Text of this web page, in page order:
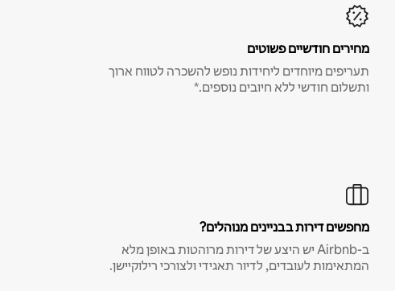
מחירים חודשיים פשוטים
תעריפים מיוחדים ליחידות נופש להשכרה לטווח ארוך
ותשלום חודשי ללא חיובים נוספים.*
מחפשים דירות בבניינים מנוהלים?
ב-Airbnb יש היצע של דירות מרוהטות באופן מלא
המתאימות לעובדים, לדיור תאגידי ולצורכי רילוקיישן.